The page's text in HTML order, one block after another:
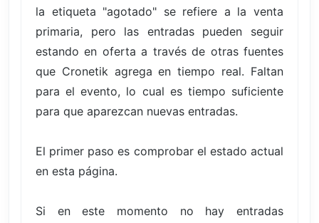
la etiqueta "agotado" se refiere a la venta
primaria, pero las entradas pueden seguir
estando en oferta a través de otras fuentes
que Cronetik agrega en tiempo real. Faltan
para el evento, lo cual es tiempo suficiente
para que aparezcan nuevas entradas.
El primer paso es comprobar el estado actual
en esta página.
Si en este momento no hay entradas